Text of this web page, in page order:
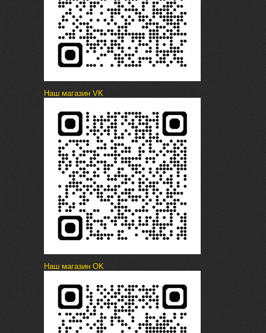
Наш магазин VK
Наш магазин OK